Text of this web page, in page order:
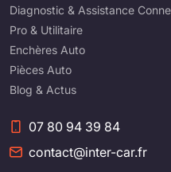
Diagnostic & Assistance
Pro & Utilitaire
Enchères Auto
Pièces Auto
Blog & Actus
07 80 94 39 84
contact@inter-car.fr